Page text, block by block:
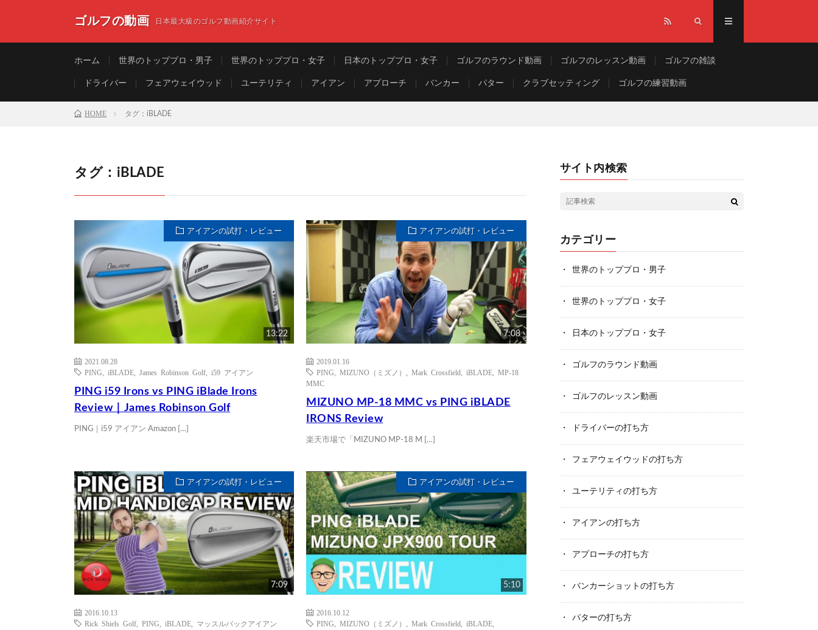
ゴルフの動画 日本最大級のゴルフ動画紹介サイト
ホーム 世界のトッププロ・男子 世界のトッププロ・女子 日本のトッププロ・女子 ゴルフのラウンド動画 ゴルフのレッスン動画 ゴルフの雑談
ドライバー フェアウェイウッド ユーテリティ アイアン アプローチ バンカー パター クラブセッティング ゴルフの練習動画
HOME タグ：iBLADE
タグ：iBLADE
アイアンの試打・レビュー
13:22
2021.08.28
PING
iBLADE James Robinson Golf i59 アイアン
PING i59 Irons vs PING iBlade Irons
Review｜James Robinson Golf
PING｜i59 アイアン Amazon […]
アイアンの試打・レビュー
7:08
2019.01.16
PING
,MIZUNO（ミズノ） ,Mark Crossfield ,iBLADE ,MP-18
MMC
MIZUNO MP-18 MMC vs PING iBLADE
IRONS Review
楽天市場で「MIZUNO MP-18 M […]
アイアンの試打・レビュー
7:09
2016.10.13
Rick Shiels Golf
PING iBLADE マッスルバックアイアン
アイアンの試打・レビュー
5:10
2016.10.12
PING
,MIZUNO（ミズノ） ,Mark Crossfield ,iBLADE
サイト内検索
カテゴリー
世界のトッププロ・男子
世界のトッププロ・女子
日本のトッププロ・女子
ゴルフのラウンド動画
ゴルフのレッスン動画
ドライバーの打ち方
フェアウェイウッドの打ち方
ユーテリティの打ち方
アイアンの打ち方
アプローチの打ち方
バンカーショットの打ち方
パターの打ち方